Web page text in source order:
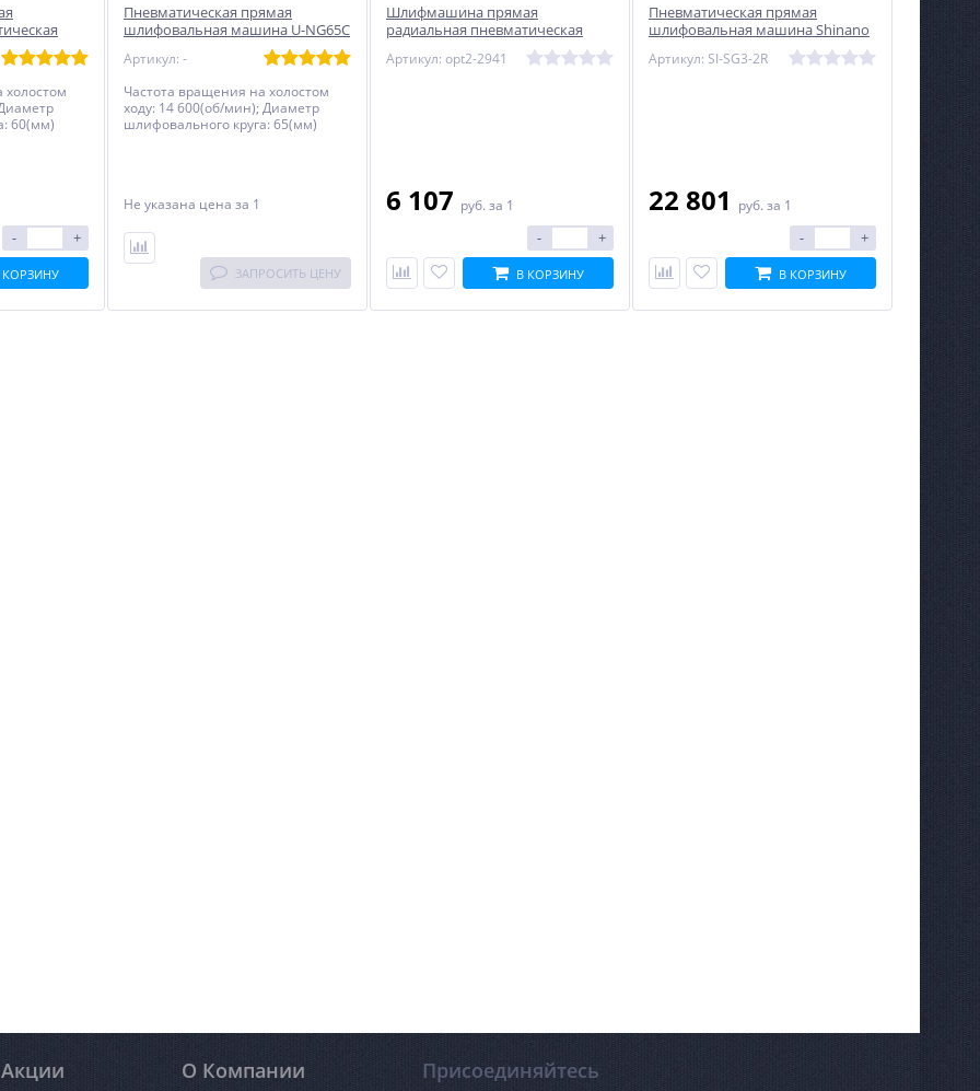
холостом
60(мм)
- +
КОРЗИНУ
Пневматическая прямая
шлифовальная машина U-NG65C
Артикул: -
Частота вращения на холостом
ходу: 14 600(об/мин); Диаметр
шлифовального круга: 65(мм)
Не указана цена за 1
ЗАПРОСИТЬ ЦЕНУ
Шлифмашина прямая
радиальная пневматическая
Артикул: opt2-2941
6 107 руб. за 1
- +
В КОРЗИНУ
Пневматическая прямая
шлифовальная машина Shinano
Артикул: SI-SG3-2R
22 801 руб. за 1
- +
В КОРЗИНУ
Акции О Компании Присоединяйтесь